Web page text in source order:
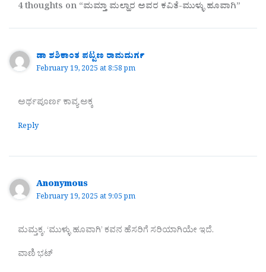
4 thoughts on “ಮಮ್ತಾ ಮಲ್ಹಾರ ಅವರ ಕವಿತೆ-ಮುಳ್ಳು ಹೂವಾಗಿ”
ಡಾ ಶಶಿಕಾಂತ ಪಟ್ಟಣ ರಾಮದುರ್ಗ
February 19, 2025 at 8:58 pm
ಅರ್ಥಪೂರ್ಣ ಕಾವ್ಯ ಅಕ್ಕ
Reply
Anonymous
February 19, 2025 at 9:05 pm
ಮಮ್ತಕ್ಕ, ‘ಮುಳ್ಳು ಹೂವಾಗಿ’ ಕವನ ಹೆಸರಿಗೆ ಸರಿಯಾಗಿಯೇ ಇದೆ.
ವಾಣಿ ಭಟ್